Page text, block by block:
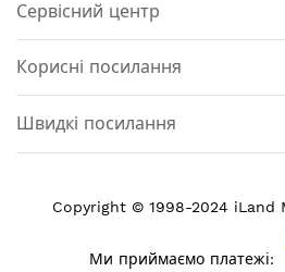
Сервісний центр
Корисні посилання
Швидкі посилання
Copyright © 1998-2024 iLand
Ми приймаємо платежі: